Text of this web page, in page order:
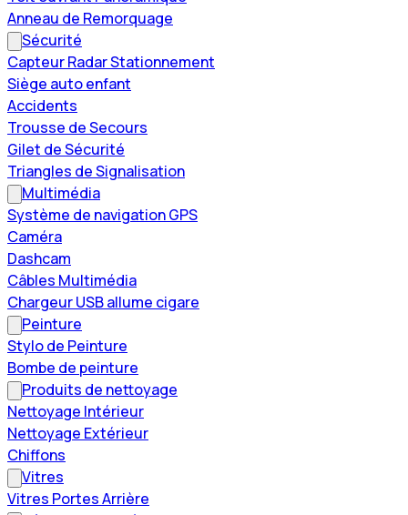
Anneau de Remorquage
Sécurité
Capteur Radar Stationnement
Siège auto enfant
Accidents
Trousse de Secours
Gilet de Sécurité
Triangles de Signalisation
Multimédia
Système de navigation GPS
Caméra
Dashcam
Câbles Multimédia
Chargeur USB allume cigare
Peinture
Stylo de Peinture
Bombe de peinture
Produits de nettoyage
Nettoyage Intérieur
Nettoyage Extérieur
Chiffons
Vitres
Vitres Portes Arrière